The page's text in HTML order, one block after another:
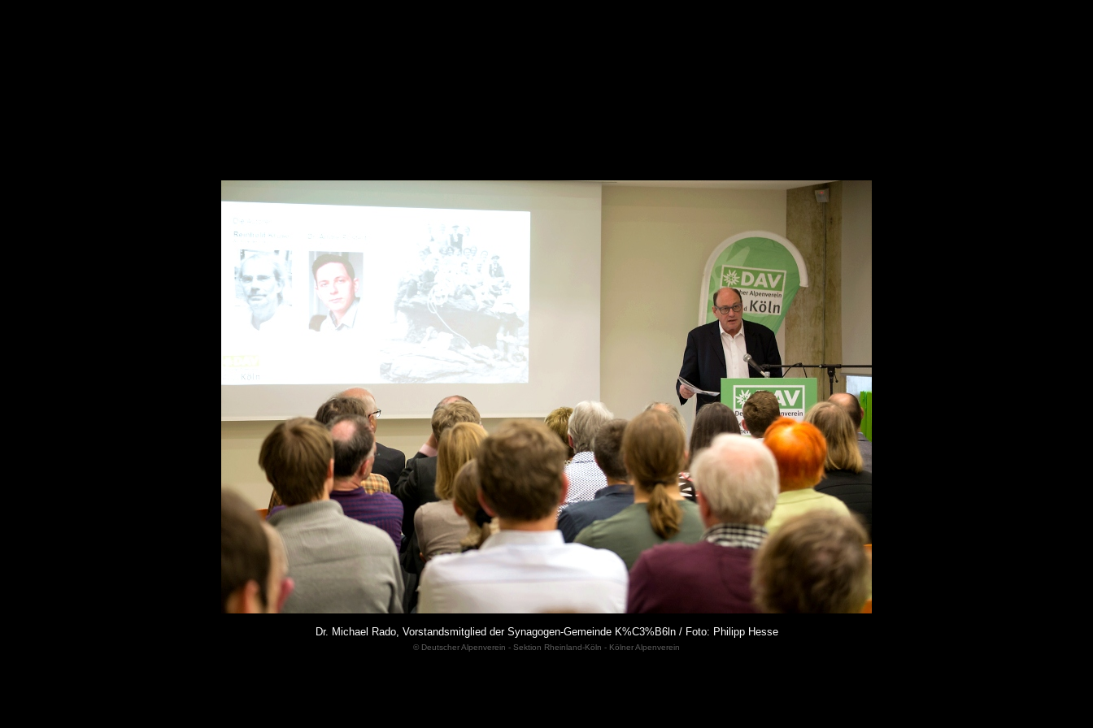
Dr. Michael Rado, Vorstandsmitglied der Synagogen-Gemeinde K%C3%B6ln / Foto: Philipp Hesse
© Deutscher Alpenverein - Sektion Rheinland-Köln - Kölner Alpenverein